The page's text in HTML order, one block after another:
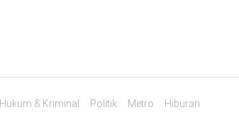
Hukum & Kriminal Politik Metro Hiburan